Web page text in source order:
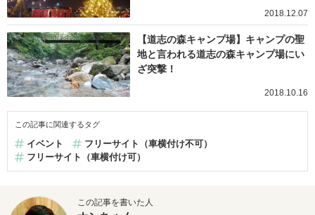
2018.12.07
【道志の森キャンプ場】キャンプの聖
地と言われる道志の森キャンプ場にい
ざ突撃！
2018.10.16
この記事に関連するタグ
イベント
フリーサイト（車横付け不可）
フリーサイト（車横付け可）
この記事を書いた人